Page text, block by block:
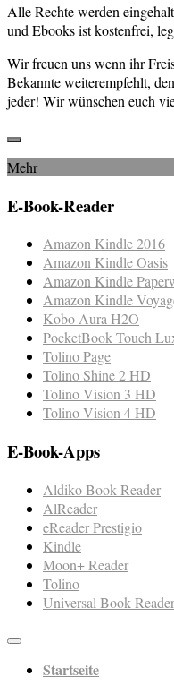
Alle Rechte werden
und Ebooks ist kostenfrei,
Wir freuen uns wenn ihr
Bekannte weiterempfehlt,
jeder! Wir wünschen euch
Mehr
E-Book-Reader
Amazon Kindle 2016
Amazon Kindle Oasis
Amazon Kindle
Amazon Kindle
Kobo Aura H2O
PocketBook Touch
Tolino Page
Tolino Shine 2 HD
Tolino Vision 3 HD
Tolino Vision 4 HD
E-Book-Apps
Aldiko Book Reader
AlReader
eReader Prestigio
Kindle
Moon+ Reader
Tolino
Universal Book Reader
Startseite